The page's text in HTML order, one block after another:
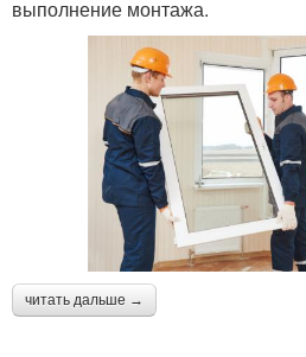
выполнение монтажа.
читать дальше →